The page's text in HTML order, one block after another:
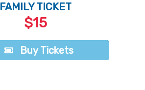
FAMILY TICKET
$15
Buy Tickets